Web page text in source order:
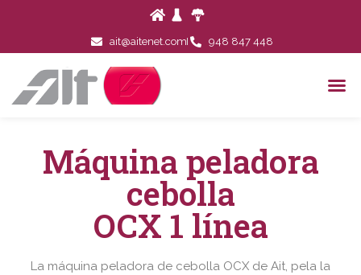
ait@aitenet.com 948 847 448
Máquina peladora
cebolla
OCX 1 línea
La máquina peladora de cebolla OCX de Ait, pela la